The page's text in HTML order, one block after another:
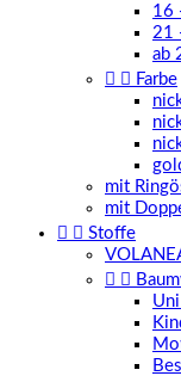
16
21
ab
  Farbe
mit
mit
  Stoffe
 